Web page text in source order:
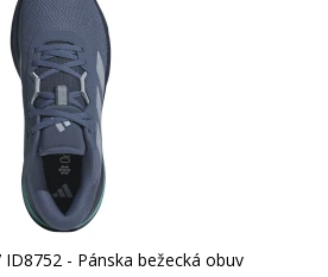
ID8752 - Pánska bežecká obuv